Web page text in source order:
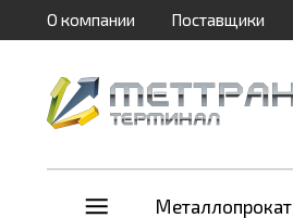
О компании Поставщики
Металлопрокат